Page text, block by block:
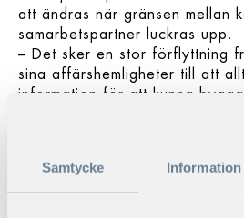
Samtycke Information
att ändras när gränsen mellan
samarbetspartner luckras upp.
– Det sker en stor förflyttning
sina affärshemligheter till att
information för att kunna
i form av funktionalitet,
sedan detta på egen